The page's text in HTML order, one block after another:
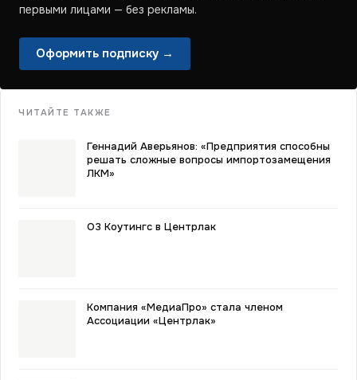
первыми лицами — без рекламы.
Оформить подписку →
ЧИТАЙТЕ ТАКЖЕ
Геннадий Аверьянов: «Предприятия способны
решать сложные вопросы импортозамещения
ЛКМ»
О3 Коутингс в Центрлак
Компания «МедиаПро» стала членом
Ассоциации «Центрлак»